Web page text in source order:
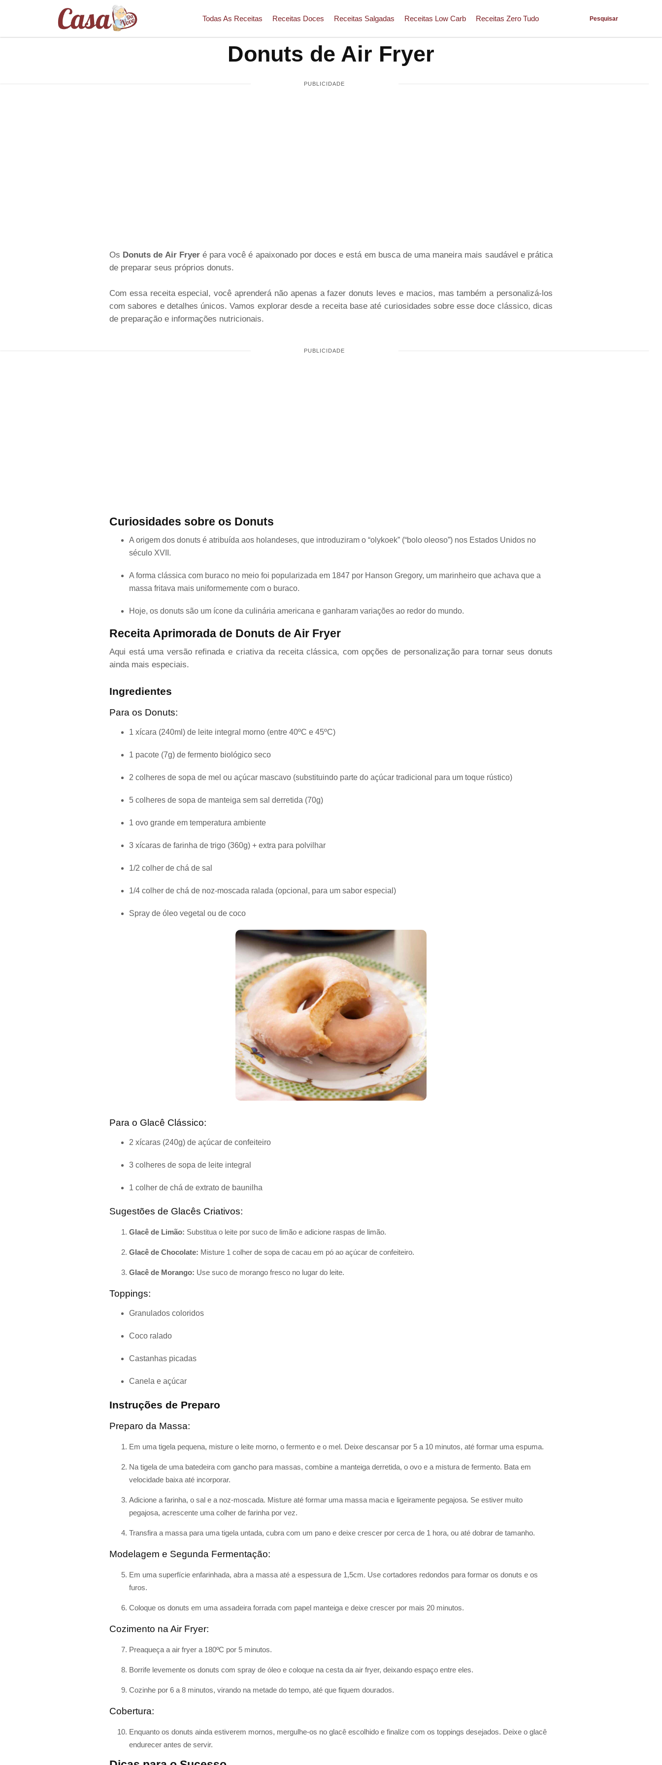
Todas As Receitas Receitas Doces Receitas Salgadas Receitas Low Carb Receitas Zero Tudo Pesquisar
Donuts de Air Fryer
Os Donuts de Air Fryeré para você é apaixonado por doces e está em busca de uma maneira mais saudável e prática
de preparar seus próprios donuts.
Com essa receita especial, você aprenderá não apenas a fazer donuts leves e macios, mas também a personalizá-los
com sabores e detalhes únicos. Vamos explorar desde a receita base até curiosidades sobre esse doce clássico, dicas
de preparação e informações nutricionais.
Curiosidades sobre os Donuts
A origem dos donuts é atribuída aos holandeses, que introduziram o “olykoek” (“bolo oleoso”) nos Estados Unidos no
século XVII.
A forma clássica com buraco no meio foi popularizada em 1847 por Hanson Gregory, um marinheiro que achava que a
massa fritava mais uniformemente com o buraco.
Hoje, os donuts são um ícone da culinária americana e ganharam variações ao redor do mundo.
Receita Aprimorada de Donuts de Air Fryer
Aqui está uma versão refinada e criativa da receita clássica, com opções de personalização para tornar seus donuts
ainda mais especiais.
Ingredientes
Para os Donuts:
1 xícara (240ml) de leite integral morno (entre 40ºC e 45ºC)
1 pacote (7g) de fermento biológico seco
2 colheres de sopa de mel ou açúcar mascavo (substituindo parte do açúcar tradicional para um toque rústico)
5 colheres de sopa de manteiga sem sal derretida (70g)
1 ovo grande em temperatura ambiente
3 xícaras de farinha de trigo (360g) + extra para polvilhar
1/2 colher de chá de sal
1/4 colher de chá de noz-moscada ralada (opcional, para um sabor especial)
Spray de óleo vegetal ou de coco
Para o Glacê Clássico:
2 xícaras (240g) de açúcar de confeiteiro
3 colheres de sopa de leite integral
1 colher de chá de extrato de baunilha
Sugestões de Glacês Criativos:
Glacê de Limão: Substitua o leite por suco de limão e adicione raspas de limão.
Glacê de Chocolate: Misture 1 colher de sopa de cacau em pó ao açúcar de confeiteiro.
Glacê de Morango: Use suco de morango fresco no lugar do leite.
Toppings:
Granulados coloridos
Coco ralado
Castanhas picadas
Canela e açúcar
Instruções de Preparo
Preparo da Massa:
Em uma tigela pequena, misture o leite morno, o fermento e o mel. Deixe descansar por 5 a 10 minutos, até formar uma espuma.
Na tigela de uma batedeira com gancho para massas, combine a manteiga derretida, o ovo e a mistura de fermento. Bata em
velocidade baixa até incorporar.
Adicione a farinha, o sal e a noz-moscada. Misture até formar uma massa macia e ligeiramente pegajosa. Se estiver muito
pegajosa, acrescente uma colher de farinha por vez.
Transfira a massa para uma tigela untada, cubra com um pano e deixe crescer por cerca de 1 hora, ou até dobrar de tamanho.
Modelagem e Segunda Fermentação:
Em uma superfície enfarinhada, abra a massa até a espessura de 1,5cm. Use cortadores redondos para formar os donuts e os
furos.
Coloque os donuts em uma assadeira forrada com papel manteiga e deixe crescer por mais 20 minutos.
Cozimento na Air Fryer:
Preaqueça a air fryer a 180ºC por 5 minutos.
Borrife levemente os donuts com spray de óleo e coloque na cesta da air fryer, deixando espaço entre eles.
Cozinhe por 6 a 8 minutos, virando na metade do tempo, até que fiquem dourados.
Cobertura:
Enquanto os donuts ainda estiverem mornos, mergulhe-os no glacê escolhido e finalize com os toppings desejados. Deixe o glacê
endurecer antes de servir.